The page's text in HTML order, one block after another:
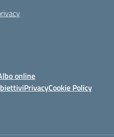
online
PrivacyCookie Policy